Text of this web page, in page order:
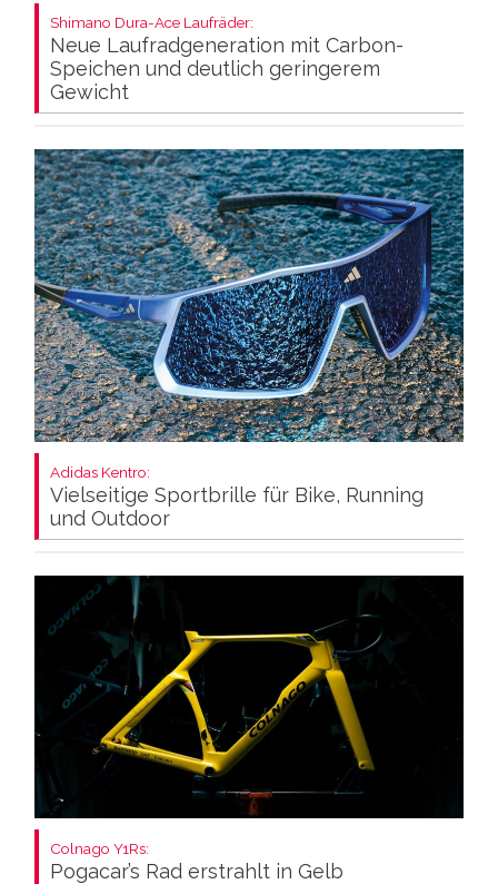
Shimano Dura-Ace Laufräder:
Neue Laufradgeneration mit Carbon-
Speichen und deutlich geringerem
Gewicht
Adidas Kentro:
Vielseitige Sportbrille für Bike, Running
und Outdoor
Colnago Y1Rs:
Pogacar’s Rad erstrahlt in Gelb